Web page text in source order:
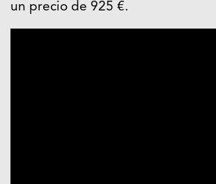
un precio de 925 €.